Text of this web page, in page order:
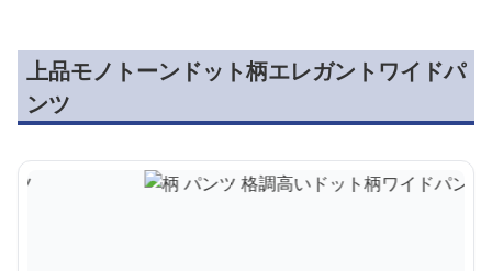
上品モノトーンドット柄エレガントワイドパ
ンツ